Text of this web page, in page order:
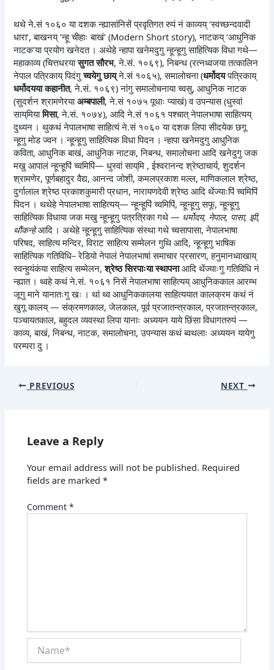
थथे ने.सं १०६० या दशक न्ह्यासांनिसें प्रवृतिगत रुपं नं काव्यय् ‘स्वच्छन्दवादी
धारा’, बाखनय् ‘न्हू चीहाः बाखं’ (Modern Short story), नाटकय् ‘आधुनिक
नाटक’या प्रयोग खनेदत । अथेहे न्हापा खनेमदुगु न्हून्हूगु साहित्यिक विधा गथे—
महाकाव्य (चित्तधरयासुगत सौरभ, ने.सं. १०६९), निबन्ध (रत्नध्वजया तत्कालिन
नेपाल पत्रिकाय् पिदंगुच्वयेगु छाय्ने.सं १०६५), समालोचना (धर्मोदयपत्रिकाय्
धर्मोदयया कहानीत, ने.सं. १०६९) नांगु समालोचनाया च्वसु, आधुनिक नाटक
(सुदर्शन श्रामणेरयाअम्बपाली, ने.सं १०७५ पूधाः प्याखं) व उपन्यास (धुस्वां
साय्‌मियामिसा, ने.सं. १०७४), आदि ने.सं १०६१ पश्चात् नेपालभाषा साहित्यय्
दुथ्यन । थुकथं नेपालभाषा साहित्यं ने.सं १०६० या दशक लिपा सीदयेक छगू
न्हूगु मोड ज्वन । न्हून्हूगु साहित्यिक विधा पिदन । न्हापा खनेमदुगु आधुनिक
कविता, आधुनिक बाखं, आधुनिक नाटक, निबन्ध, समालोचना आदि खनेदुगु जक
मखु आपालं न्हून्हूपिं च्वमिपिं— धुस्वां साय्‌मि , ईश्वरानन्द श्रेष्ठाचार्य, शुदर्शन
श्रामणेर, पूर्णबहादुर वैद्य, आनन्द जोशी, कमलप्रकाश मल्ल, माणिकलाल श्रेष्ठ,
दुर्गालाल श्रेष्ठ प्रकाशकुमारी प्रधान, नारायणदेवी श्रेष्ठ आदि थेंज्याःपिं च्वमिपिं
पिदन । थथेहे नेपालभाषा साहित्यय्— न्हून्हूपिं च्वमिपिं, न्हून्हूगु सफू, न्हून्हूगु
साहित्यिक विधाया जक मखु न्हून्हूगु पत्रत्रिका गथे — धर्मोदय, नेपाल, पासा, झी,
थौंकन्हेआदि । अथेहे न्हून्हूगु साहित्यिक संस्था गथे च्वसापासा, नेपालभाषा
परिषद, साहित्य मन्दिर, विराट साहित्य सम्मेलन गुथि आदि, न्हून्हूगु भाषिक
साहित्यिक गतिविधि– रेडियो नेपालं नेपालभाषां समाचार प्रसारण, हनुमानध्वाखाय्
स्वन्हुयंकंया साहित्य सम्मेलन,श्रेष्ठ सिरपाःया स्थापनाआदि थेंज्याःगु गतिविधि नं
न्ह्यात । थ्वहे कथं ने.सं. १०६१ निसें नेपालभाषा साहित्यय् आधुनिककाल आरम्भ
जूगु माने यानातःगु खः । थां थ्व आधुनिककालया साहित्ययात कालक्रम कथं नं
खुगू कालय् — संक्रमणकाल, जेलकाल, पूर्व प्रजातन्त्रकाल, प्रजातन्त्रकाल,
पञ्चायतकाल, बहुदल व्यवस्था लिपा यानाः अध्ययन याये छिंसा विधागतरुपं —
काव्य, बाखं, निबन्ध, नाटक, समालोचना, उपन्यास कथं ब्वथलाः अध्ययन यायेगु
परम्परा दु ।
PREVIOUS NEXT
Leave a Reply
Your email address will not be published. Required
fields are marked*
Comment*